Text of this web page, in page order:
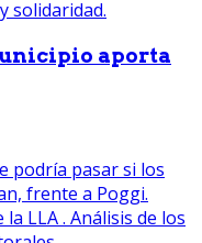
aporta